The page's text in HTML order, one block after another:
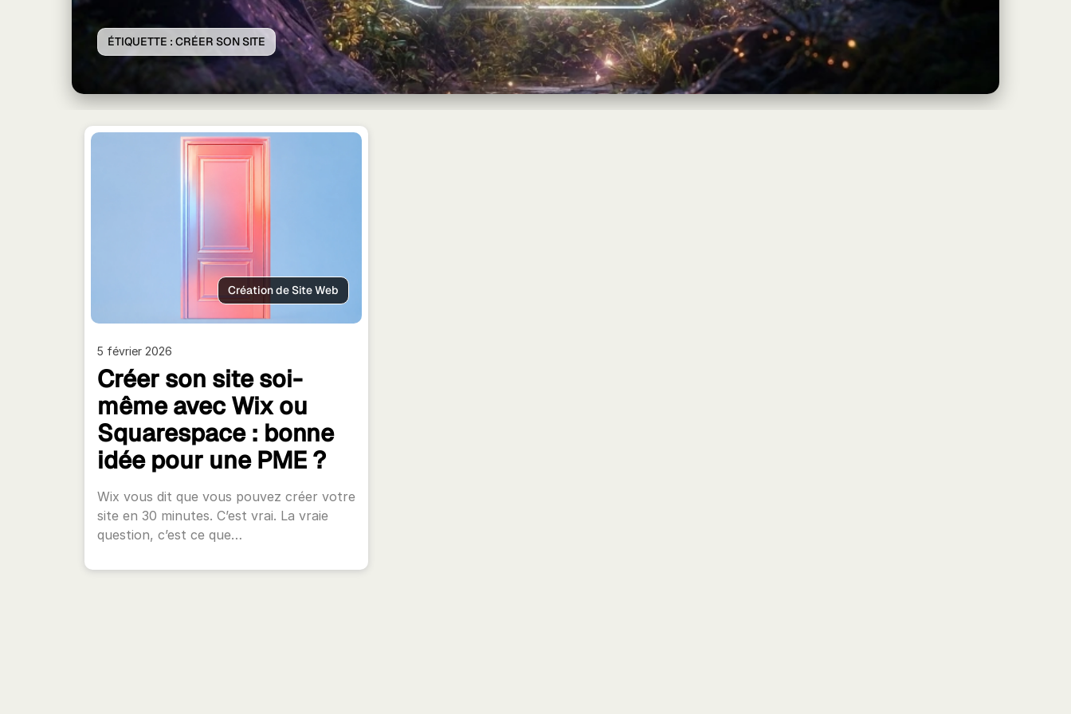
ÉTIQUETTE : CRÉER SON SITE
Création de Site Web
5 février 2026
Créer son site soi-
même avec Wix ou
Squarespace : bonne
idée pour une PME ?
Wix vous dit que vous pouvez créer votre
site en 30 minutes. C’est vrai. La vraie
question, c’est ce que…